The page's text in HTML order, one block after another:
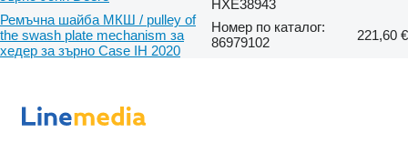
HXE38943
Ремъчна шайба МКШ / pulley of
the swash plate mechanism за
хедер за зърно Case IH 2020
Номер по каталог:
86979102
221,60 €